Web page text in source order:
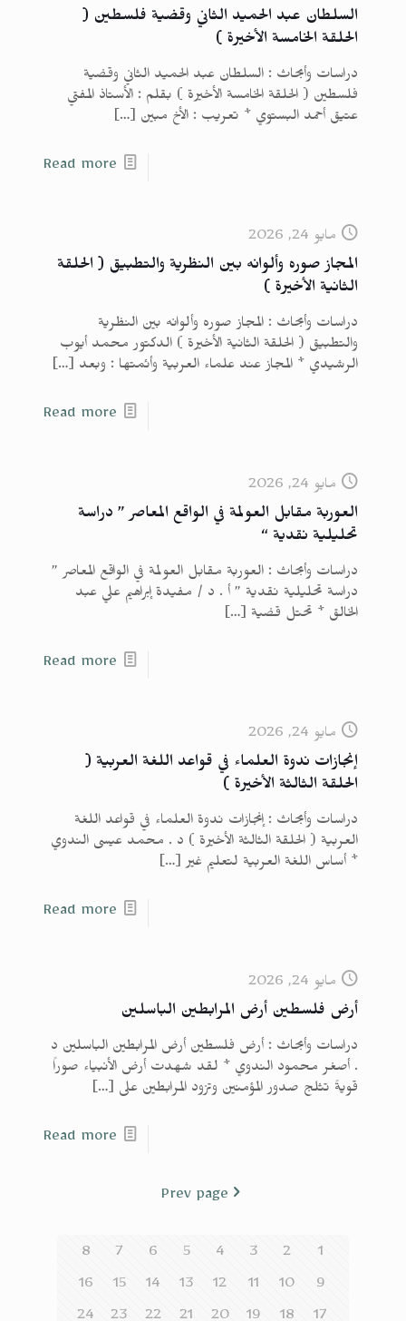
السلطان عبد الحميد الثاني وقضية فلسطين (
الحلقة الخامسة الأخيرة )
دراسات وأبحاث : السلطان عبد الحميد الثاني وقضية
فلسطين ( الحلقة الخامسة الأخيرة ) بقلم : الأستاذ المفتي
عتيق أحمد البستوي * تعريب : الأخ مبين […]
Read more
مايو 24, 2026
المجاز صوره وألوانه بين النظرية والتطبيق ( الحلقة
الثانية الأخيرة )
دراسات وأبحاث : المجاز صوره وألوانه بين النظرية
والتطبيق ( الحلقة الثانية الأخيرة ) الدكتور محمد أيوب
الرشيدي * المجاز عند علماء العربية وأئمتها : وبعد […]
Read more
مايو 24, 2026
العوربة مقابل العولمة في الواقع المعاصر ” دراسة
تحليلية نقدية “
دراسات وأبحاث : العوربة مقابل العولمة في الواقع المعاصر ”
دراسة تحليلية نقدية ” أ . د / مفيدة إبراهيم علي عبد
الخالق * تحتل قضية […]
Read more
مايو 24, 2026
إنجازات ندوة العلماء في قواعد اللغة العربية (
الحلقة الثالثة الأخيرة )
دراسات وأبحاث : إنجازات ندوة العلماء في قواعد اللغة
العربية ( الحلقة الثالثة الأخيرة ) د . محمد عيسى الندوي
* أساس اللغة العربية لتعليم غير[…]
Read more
مايو 24, 2026
أرض فلسطين أرض المرابطين الباسلين
دراسات وأبحاث : أرض فلسطين أرض المرابطين الباسلين د
. أصغر محمود الندوي * لقد شهدت أرض الأنبياء صوراً
قويةً تثلج صدور المؤمنين وتزود المرابطين على […]
Read more
Prev page
1
2
3
4
5
6
7
8
9
10
11
12
13
14
15
16
17
18
19
20
21
22
23
24